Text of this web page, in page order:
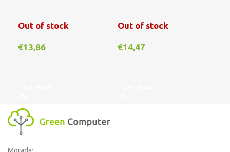
Out of stock
€13,86
Out of stock
€14,47